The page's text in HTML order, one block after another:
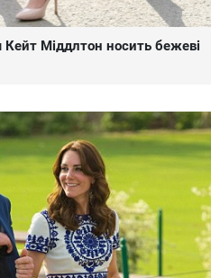
Міддлтон носить бежеві